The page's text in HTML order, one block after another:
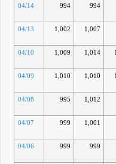
04/14 994 994
04/13 1,002 1,007
04/10 1,009 1,014
04/09 1,010 1,010
04/08 995 1,012
04/07 999 1,001
04/06 999 999